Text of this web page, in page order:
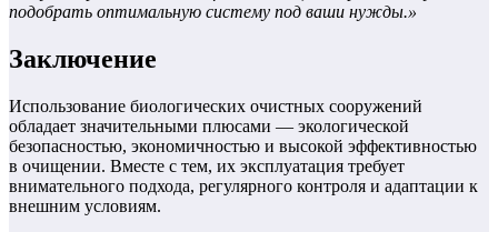
подобрать оптимальную систему под ваши нужды.»
Заключение
Использование биологических очистных сооружений
обладает значительными плюсами — экологической
безопасностью, экономичностью и высокой эффективностью
в очищении. Вместе с тем, их эксплуатация требует
внимательного подхода, регулярного контроля и адаптации к
внешним условиям.